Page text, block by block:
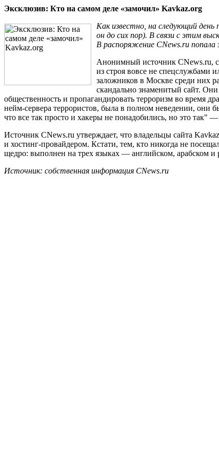
Эксклюзив: Кто на самом деле «замочил» Kavkaz.org
Как известно, на следующий день
он до сих пор). В связи с этим
В распоряжение CNews.ru попала
Анонимный источник CNews.ru,
из строя вовсе не спецслужбами
заложников в Москве среди них
скандально знаменитый сайт.
общественность и пропагандировать терроризм во время
нейм-сервера террористов, была в полном неведении, они
что все так просто и хакеры не понадобились, но это так"
Источник CNews.ru утверждает, что владельцы сайта
и хостинг-провайдером. Кстати, тем, кто никогда не
щедро: выполнен на трех языках — английском, арабском и
Источник: собственная информация CNews.ru